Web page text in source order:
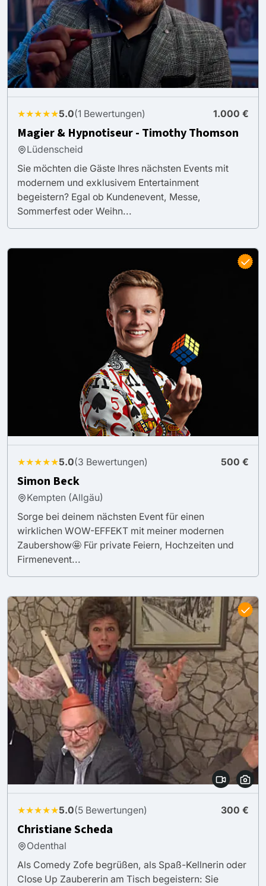
★★★★★5.0(1 Bewertungen) 1.000 €
Magier & Hypnotiseur - Timothy Thomson
Lüdenscheid
Sie möchten die Gäste Ihres nächsten Events mit
modernem und exklusivem Entertainment
begeistern? Egal ob Kundenevent, Messe,
Sommerfest oder Weihn...
★★★★★5.0(3 Bewertungen) 500 €
Simon Beck
Kempten (Allgäu)
Sorge bei deinem nächsten Event für einen
wirklichen WOW-EFFEKT mit meiner modernen
Zaubershow🤩 Für private Feiern, Hochzeiten und
Firmenevent...
★★★★★5.0(5 Bewertungen) 300 €
Christiane Scheda
Odenthal
Als Comedy Zofe begrüßen, als Spaß-Kellnerin oder
Close Up Zaubererin am Tisch begeistern: Sie